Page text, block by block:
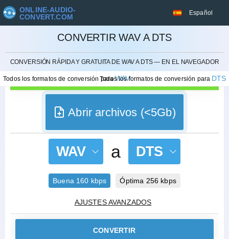
ONLINE-AUDIO-
CONVERT.COM
Español
CONVERTIR WAV A DTS
CONVERSIÓN RÁPIDA Y GRATUITA DE WAV A DTS — EN EL NAVEGADOR
Todos los formatos de conversión paraWAV
Todos los formatos de conversión para DTS
CANCELAR
Abrir archivos (<5Gb)
WAV a DTS
Buena 160 kbps Óptima 256 kbps
AJUSTES AVANZADOS
CONVERTIR